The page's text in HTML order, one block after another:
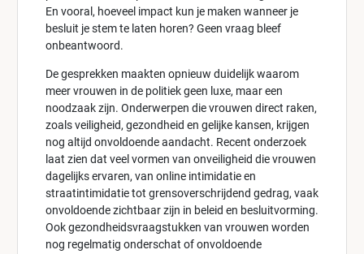
En vooral, hoeveel impact kun je maken wanneer je
besluit je stem te laten horen? Geen vraag bleef
onbeantwoord.
De gesprekken maakten opnieuw duidelijk waarom
meer vrouwen in de politiek geen luxe, maar een
noodzaak zijn. Onderwerpen die vrouwen direct raken,
zoals veiligheid, gezondheid en gelijke kansen, krijgen
nog altijd onvoldoende aandacht. Recent onderzoek
laat zien dat veel vormen van onveiligheid die vrouwen
dagelijks ervaren, van online intimidatie en
straatintimidatie tot grensoverschrijdend gedrag, vaak
onvoldoende zichtbaar zijn in beleid en besluitvorming.
Ook gezondheidsvraagstukken van vrouwen worden
nog regelmatig onderschat of onvoldoende